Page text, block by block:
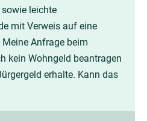
leichte
mit Verweis auf eine
Anfrage beim
kein Wohngeld beantragen
erhalte. Kann das